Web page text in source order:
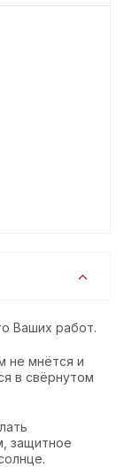
Ваших работ.
не мнётся и
в свёрнутом
защитное